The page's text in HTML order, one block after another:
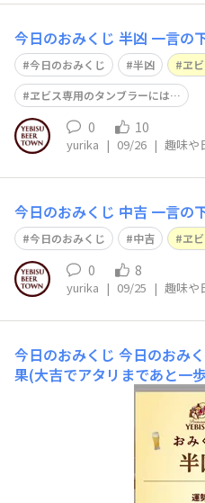
今日のおみくじ 半凶 一言の
今日のおみくじ 半凶
ヱ
ヱビス専用のタンブラーには…
0 10
yurika | 09/26 | 趣味や
今日のおみ
今日のおみくじ 中吉 ヱ
0 8
yurika | 09/25 | 趣味や
今日のおみくじ 今日のおみ
果(大吉でアタリまであと一
の下は…ヱビス豆知識